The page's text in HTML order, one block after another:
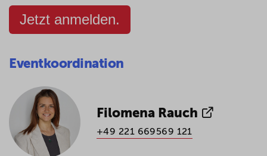
Jetzt anmelden.
Eventkoordination
Filomena Rauch
+49 221 669569 121